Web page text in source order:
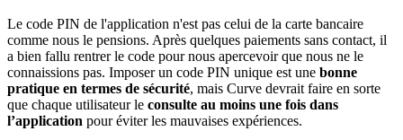
Le code PIN de l'application n'est pas celui de la carte bancaire
comme nous le pensions. Après quelques paiements sans contact, il
a bien fallu rentrer le code pour nous apercevoir que nous ne le
connaissions pas. Imposer un code PIN unique est une bonne
pratique en termes de sécurité, mais Curve devrait faire en sorte
que chaque utilisateur le consulte au moins une fois dans
l’application pour éviter les mauvaises expériences.